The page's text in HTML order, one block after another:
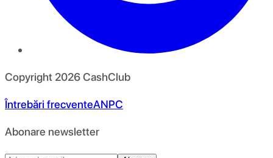
Copyright 2026CashClub
Întrebări frecventeANPC
Abonare newsletter